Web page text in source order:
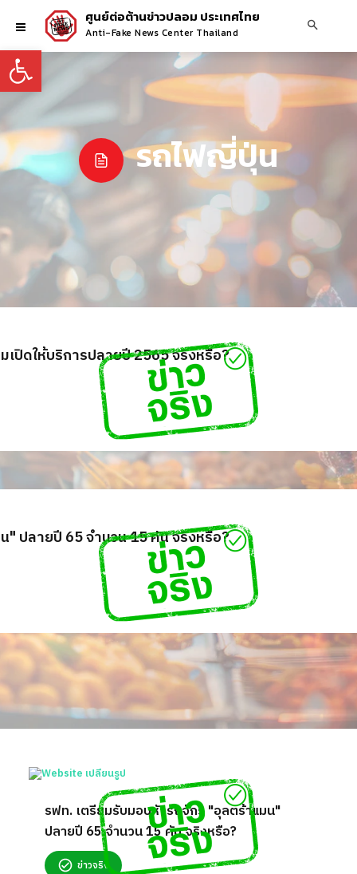
Open toolbar
ศูนย์ต่อต้านข่าวปลอม ประเทศไทย
Anti-Fake News Center Thailand
รถไฟญี่ปุ่น
ปิดให้บริการปลายปี 2565 จริงหรือ?
ปลายปี 65 จำนวน 15 คัน จริงหรือ?
รฟท. เตรียมรับมอบหัวรถจักร "อุลตร้าแมน"
ปลายปี 65 จำนวน 15 คัน จริงหรือ?
ข่าวจริง